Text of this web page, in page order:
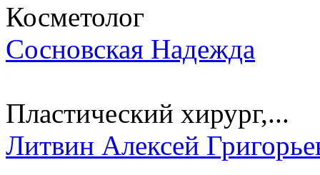
Косметолог
Сосновская Надежда
Пластический хирург,...
Литвин Алексей